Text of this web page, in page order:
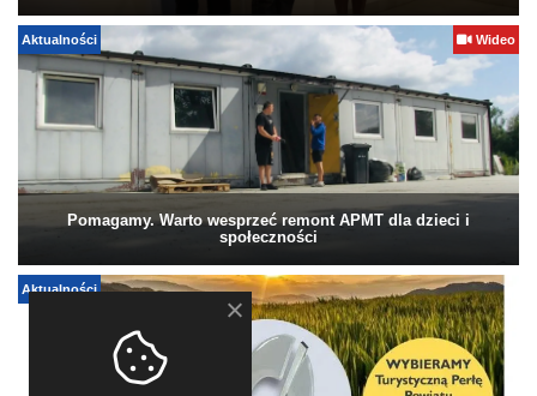
Aktualności Wideo
Pomagamy. Warto wesprzeć remont APMT dla dzieci i
społeczności
Aktualności